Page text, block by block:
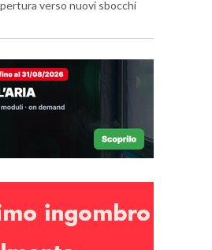
verso nuovi sbocchi